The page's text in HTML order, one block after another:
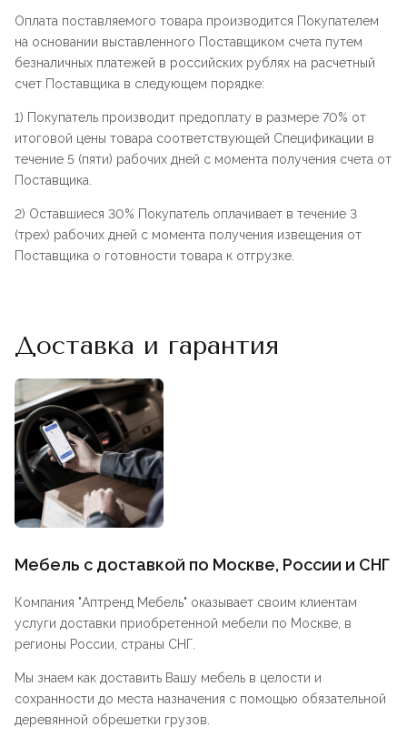
Оплата поставляемого товара производится Покупателем
на основании выставленного Поставщиком счета путем
безналичных платежей в российских рублях на расчетный
счет Поставщика в следующем порядке:
1) Покупатель производит предоплату в размере 70% от
итоговой цены товара соответствующей Спецификации в
течение 5 (пяти) рабочих дней с момента получения счета от
Поставщика.
2) Оставшиеся 30% Покупатель оплачивает в течение 3
(трех) рабочих дней с момента получения извещения от
Поставщика о готовности товара к отгрузке.
Доставка и гарантия
Мебель с доставкой по Москве, России и СНГ
Компания "Аптренд Мебель" оказывает своим клиентам
услуги доставки приобретенной мебели по Москве, в
регионы России, страны СНГ.
Мы знаем как доставить Вашу мебель в целости и
сохранности до места назначения с помощью обязательной
деревянной обрешетки грузов.